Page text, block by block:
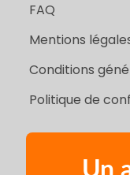
FAQ
Mentions
Conditions
Politique de